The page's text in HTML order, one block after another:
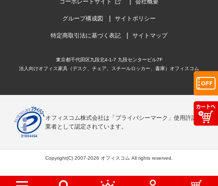
グループ構成図 サイトポリシー
特定商取引法に基づく表記 サイトマップ
東京都千代田区九段北4-1-7 九段センタービル7F
法人向けオフィス家具（デスク、チェア、スチールロッカー、書庫）オフィスコム
オフィスコム株式会社は「プライバシーマーク」使用許諾事
業者として認定されています。
Copyright(C) 2007-2026 オフィスコム All rights reserved.